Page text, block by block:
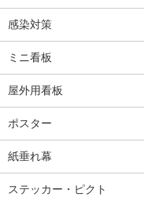
感染対策
ミニ看板
屋外用看板
ポスター
紙垂れ幕
ステッカー・ピクト